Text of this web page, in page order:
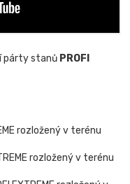
párty stanů PROFI